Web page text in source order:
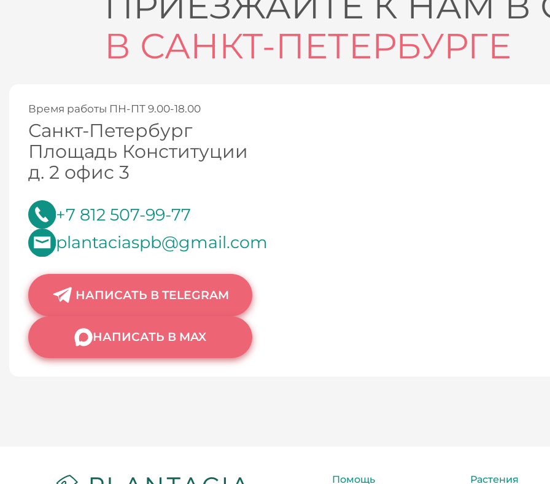
В САНКТ-ПЕТЕРБУРГЕ
Время работы ПН-ПТ 9.00-18.00
Санкт-Петербург
Площадь Конституции
д. 2 офис 3
+7 812 507-99-77
plantaciaspb@gmail.com
НАПИСАТЬ В TELEGRAM
НАПИСАТЬ В MAX
Помощь Растения